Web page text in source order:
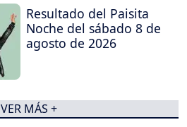
Resultado del Paisita
Noche del sábado 8 de
agosto de 2026
VER MÁS +